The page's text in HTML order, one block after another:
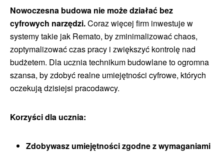
Nowoczesna budowa nie może działać bez
cyfrowych narzędzi.Coraz więcej firm inwestuje w
systemy takie jak Remato, by zminimalizować chaos,
zoptymalizować czas pracy i zwiększyć kontrolę nad
budżetem. Dla ucznia technikum budowlane to ogromna
szansa, by zdobyć realne umiejętności cyfrowe, których
oczekują dzisiejsi pracodawcy.
Korzyści dla ucznia:
Zdobywasz umiejętności zgodne z wymaganiami